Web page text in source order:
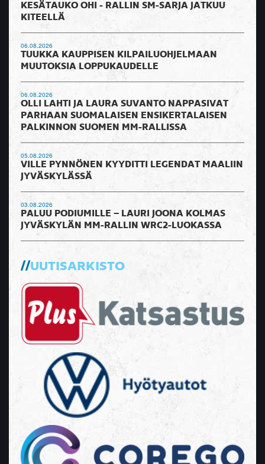
KESÄTAUKO OHI - RALLIN SM-SARJA JATKUU
KITEELLÄ
06.08.2026
TUUKKA KAUPPISEN KILPAILUOHJELMAAN
MUUTOKSIA LOPPUKAUDELLE
06.08.2026
OLLI LAHTI JA LAURA SUVANTO NAPPASIVAT
PARHAAN SUOMALAISEN ENSIKERTALAISEN
PALKINNON SUOMEN MM-RALLISSA
05.08.2026
VILLE PYNNÖNEN KYYDITTI LEGENDAT MAALIIN
JYVÄSKYLÄSSÄ
03.08.2026
PALUU PODIUMILLE – LAURI JOONA KOLMAS
JYVÄSKYLÄN MM-RALLIN WRC2-LUOKASSA
UUTISARKISTO